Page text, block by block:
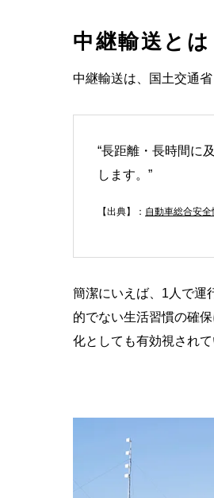
中継輸送とは
中継輸送は、国土交通
“長距離・長時間に
します。”
【出典】： 自動車総合安
簡潔にいえば、1人で運
的でない生活習慣の確
化としても有効視されて